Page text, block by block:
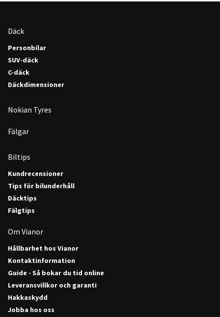
Däck
Personbilar
SUV-däck
C-däck
Däckdimensioner
Nokian Tyres
Fälgar
Biltips
Kundrecensioner
Tips för bilunderhåll
Däcktips
Fälgtips
Om Vianor
Hållbarhet hos Vianor
Kontaktinformation
Guide - Så bokar du tid online
Leveransvillkor och garanti
Hakkaskydd
Jobba hos oss